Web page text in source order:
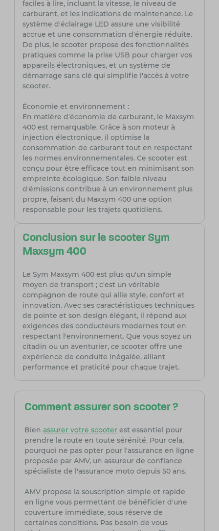
faciles à lire, incluant la vitesse, le niveau de
carburant, et les indications de maintenance. Le
système d'éclairage LED assure une visibilité
accrue et une consommation d'énergie réduite.
De plus, le scooter propose des fonctionnalités
pratiques comme la prise USB pour charger vos
appareils électroniques, et un système de
démarrage sans clé qui simplifie l'accès à votre
scooter.
Économie et environnement :
En matière d'économie de carburant, le Maxsym
400 est remarquable. Grâce à son moteur à
injection électronique, il optimise la
consommation de carburant tout en respectant
les normes environnementales. Ce scooter est
conçu pour être efficace tout en minimisant son
empreinte écologique. Son faible niveau
d'émissions contribue à un environnement plus
propre, faisant du Maxsym 400 une option
responsable pour les trajets quotidiens.
Conclusion sur le scooter Sym
Maxsym 400
Le Sym Maxsym 400 est plus qu'un simple
moyen de transport ; c'est un véritable
compagnon de route qui allie style, confort et
innovation. Avec ses caractéristiques techniques
de pointe et son design élégant, il répond aux
exigences des conducteurs modernes tout en
respectant l'environnement. Que vous soyez un
citadin ou un aventurier, ce scooter offre une
expérience de conduite inégalée, alliant
performance et praticité pour chaque trajet.
Comment assurer son scooter ?
Bien assurer votre scooterest essentiel pour
prendre la route en toute sérénité. Pour cela,
pourquoi ne pas opter pour l'assurance en ligne
proposée par AMV, un assureur de confiance
spécialiste de l'assurance moto depuis 50 ans.
AMV propose la souscription simple et rapide
en ligne vous permettant de bénéficier d'une
couverture immédiate, sous réserve de
certaines conditions. Pas besoin de vous